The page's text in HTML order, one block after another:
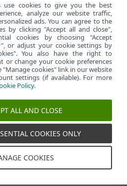
ESET
s
Gerenciar cookies
Política de cookies
use cookies to give you the best
analyze our website traffic,
ads. You can agree to the
by clicking "Accept all and close",
cookies by choosing "Accept
or adjust your cookie settings by
You also have the right to
or change your cookie preferences
cookies" link in our website
settings (if available). For more
Policy.
ALL AND CLOSE
COOKIES ONLY
COOKIES